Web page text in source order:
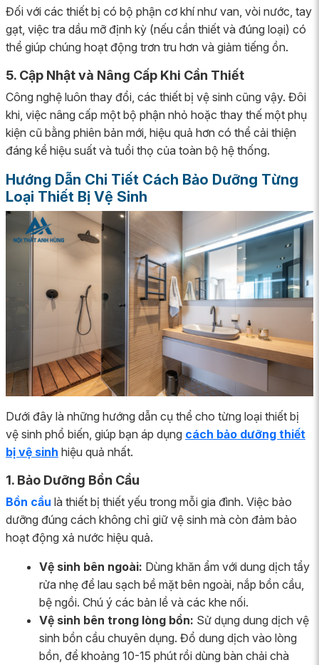
Đối với các thiết bị có bộ phận cơ khí như van, vòi nước, tay
gạt, việc tra dầu mỡ định kỳ (nếu cần thiết và đúng loại) có
thể giúp chúng hoạt động trơn tru hơn và giảm tiếng ồn.
5. Cập Nhật và Nâng Cấp Khi Cần Thiết
Công nghệ luôn thay đổi, các thiết bị vệ sinh cũng vậy. Đôi
khi, việc nâng cấp một bộ phận nhỏ hoặc thay thế một phụ
kiện cũ bằng phiên bản mới, hiệu quả hơn có thể cải thiện
đáng kể hiệu suất và tuổi thọ của toàn bộ hệ thống.
Hướng Dẫn Chi Tiết Cách Bảo Dưỡng Từng
Loại Thiết Bị Vệ Sinh
Dưới đây là những hướng dẫn cụ thể cho từng loại thiết bị
vệ sinh phổ biến, giúp bạn áp dụng cách bảo dưỡng thiết
bị vệ sinh hiệu quả nhất.
1. Bảo Dưỡng Bồn Cầu
Bồn cầu là thiết bị thiết yếu trong mỗi gia đình. Việc bảo
dưỡng đúng cách không chỉ giữ vệ sinh mà còn đảm bảo
hoạt động xả nước hiệu quả.
Vệ sinh bên ngoài: Dùng khăn ẩm với dung dịch tẩy
rửa nhẹ để lau sạch bề mặt bên ngoài, nắp bồn cầu,
bệ ngồi. Chú ý các bản lề và các khe nối.
Vệ sinh bên trong lòng bồn: Sử dụng dung dịch vệ
sinh bồn cầu chuyên dụng. Đổ dung dịch vào lòng
bồn, để khoảng 10-15 phút rồi dùng bàn chải chà